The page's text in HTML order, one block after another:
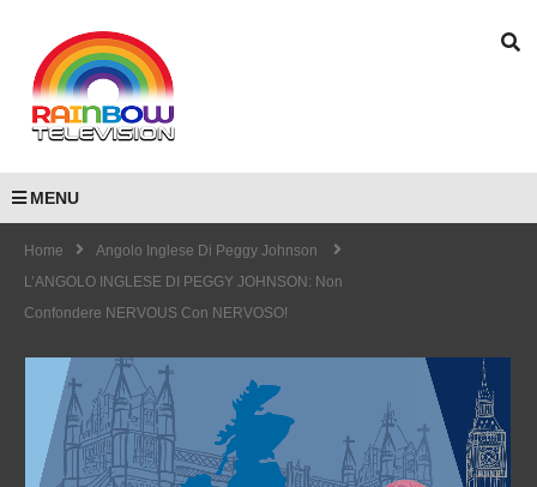
MENU
Home
Angolo Inglese Di Peggy Johnson
L’ANGOLO INGLESE DI PEGGY JOHNSON: Non
Confondere NERVOUS Con NERVOSO!